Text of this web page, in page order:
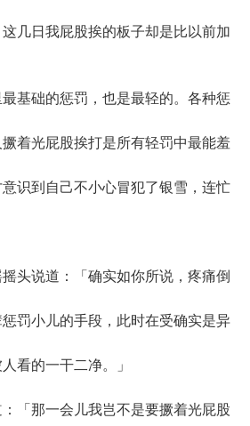
几日我屁股挨的板子却是比以前加
础的惩罚，也是最轻的。各种惩
着光屁股挨打是所有轻罚中最能羞
识到自己不小心冒犯了银雪，连忙
说道：「确实如你所说，疼痛倒
罚小儿的手段，此时在受确实是异
看的一干二净。」
那一会儿我岂不是要撅着光屁股